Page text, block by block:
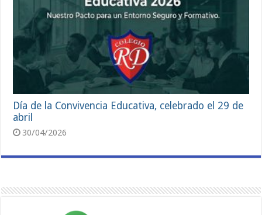
Día de la Convivencia Educativa, celebrado el 29 de
abril
30/04/2026